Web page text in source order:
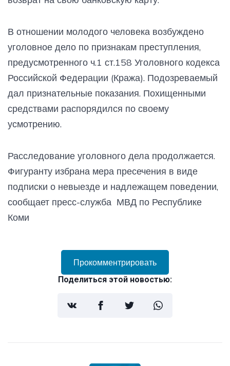
В отношении молодого человека возбуждено
уголовное дело по признакам преступления,
предусмотренного ч.1 ст.158 Уголовного кодекса
Российской Федерации (Кража). Подозреваемый
дал признательные показания. Похищенными
средствами распорядился по своему
усмотрению.
Расследование уголовного дела продолжается.
Фигуранту избрана мера пресечения в виде
подписки о невыезде и надлежащем поведении,
сообщает пресс-служба МВД по Республике
Коми
Прокомментрировать
Поделиться этой новостью: